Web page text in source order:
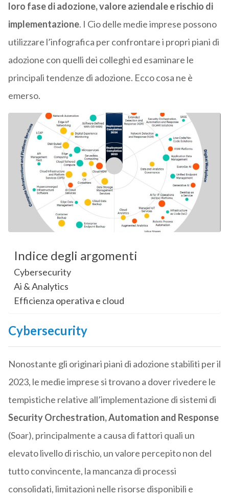
loro fase di adozione, valore aziendale e rischio di
implementazione. I Cio delle medie imprese possono
utilizzare l’infografica per confrontare i propri piani di
adozione con quelli dei colleghi ed esaminare le
principali tendenze di adozione. Ecco cosa ne è
emerso.
Indice degli argomenti
Cybersecurity
Ai & Analytics
Efficienza operativa e cloud
Cybersecurity
Nonostante gli originari piani di adozione stabiliti per il
2023, le medie imprese si trovano a dover rivedere le
tempistiche relative all’implementazione di sistemi di
Security Orchestration, Automation and Response
(Soar), principalmente a causa di fattori quali un
elevato livello di rischio, un valore percepito non del
tutto convincente, la mancanza di processi
consolidati, limitazioni nelle risorse disponibili e